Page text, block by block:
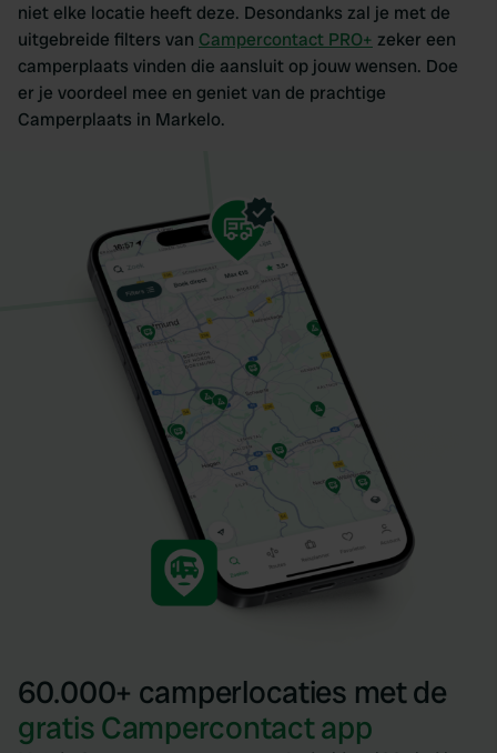
niet elke locatie heeft deze. Desondanks zal je met de
uitgebreide filters van Campercontact PRO+ zeker een
camperplaats vinden die aansluit op jouw wensen. Doe
er je voordeel mee en geniet van de prachtige
Camperplaats in Markelo.
60.000+ camperlocaties met de
gratis Campercontact app